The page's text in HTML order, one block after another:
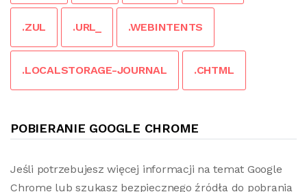
.ZUL .URL_ .WEBINTENTS
.LOCALSTORAGE-JOURNAL .CHTML
POBIERANIE GOOGLE CHROME
Jeśli potrzebujesz więcej informacji na temat Google
Chrome lub szukasz bezpiecznego źródła do pobrania